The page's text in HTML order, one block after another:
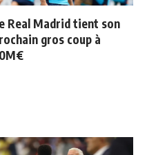
Real Madrid tient son
gros coup à